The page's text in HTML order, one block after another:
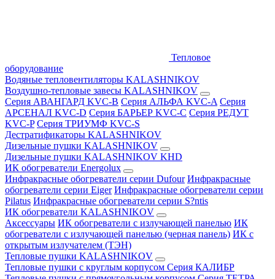
Тепловое
оборудование
Водяные тепловентиляторы KALASHNIKOV
Воздушно-тепловые завесы KALASHNIKOV
Серия АВАНГАРД KVC-B Серия АЛЬФА KVC-A Серия
АРСЕНАЛ KVC-D Серия БАРЬЕР KVC-C Серия РЕДУТ
KVC-P Серия ТРИУМФ KVC-S
Дестратификаторы KALASHNIKOV
Дизельные пушки KALASHNIKOV
Дизельные пушки KALASHNIKOV KHD
ИК обогреватели Energolux
Инфракрасные обогреватели серии Dufour Инфракрасные
обогреватели серии Eiger Инфракрасные обогреватели серии
Pilatus Инфракрасные обогреватели серии S?ntis
ИК обогреватели KALASHNIKOV
Аксессуары ИК обогреватели с излучающей панелью ИК
обогреватели с излучающей панелью (черная панель) ИК с
открытым излучателем (ТЭН)
Тепловые пушки KALASHNIKOV
Тепловые пушки с круглым корпусом Серия КАЛИБР